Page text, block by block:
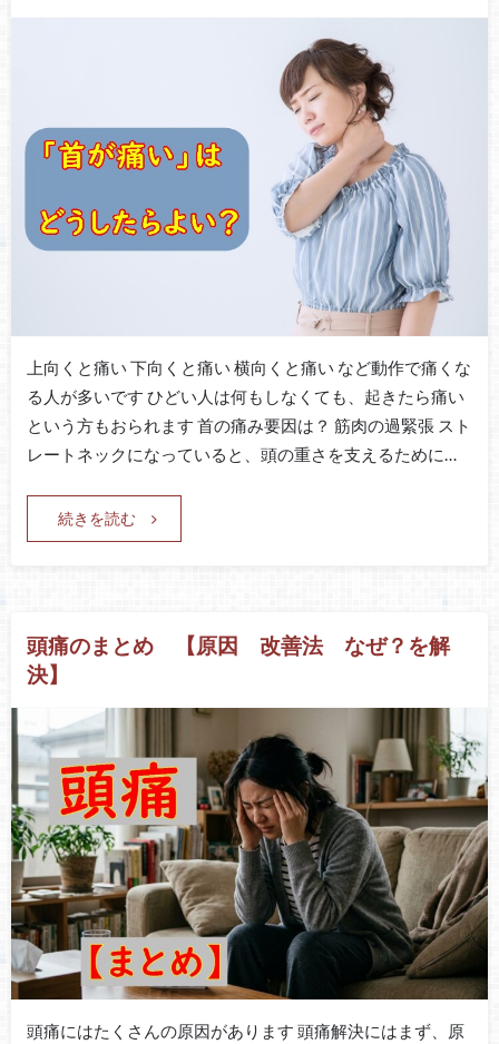
上向くと痛い 下向くと痛い 横向くと痛い など動作で痛くな
る人が多いです ひどい人は何もしなくても、起きたら痛い
という方もおられます 首の痛み要因は？ 筋肉の過緊張 スト
レートネックになっていると、頭の重さを支えるために…
続きを読む
頭痛のまとめ 【原因 改善法 なぜ？を解
決】
頭痛にはたくさんの原因があります 頭痛解決にはまず、原